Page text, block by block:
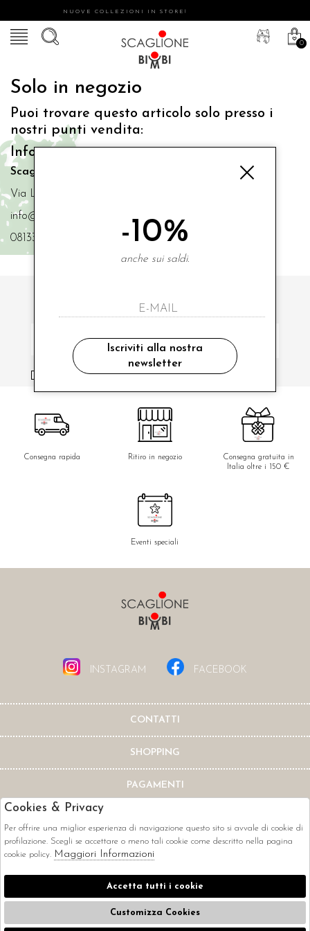
NUOVE COLLEZIONI IN STORE!
0
Solo in negozio
Puoi trovare questo articolo solo presso i
nostri punti vendita:
Info contatti
Scaglione Bimbi di Iacono Maria Angela
Via Luigi Mazzella,73 80077 Ischia
info@scaglionebimbi.com
0813331162
ISCRIVITI ALLA NOSTRA NEWSLETTER
ho letto ed accettato le condizioni sulla privacy.
Consegna rapida Ritiro in negozio
Consegna gratuita in
Italia oltre i 150 €
Eventi speciali
INSTAGRAM FACEBOOK
CONTATTI
SHOPPING
PAGAMENTI
CORRIERI
-10%
anche sui saldi.
Iscriviti alla nostra
newsletter
Cookies & Privacy
Per offrire una miglior esperienza di navigazione questo sito si avvale di cookie di
profilazione. Scegli se accettare o meno tali cookie come descritto nella pagina
cookie policy. Maggiori Informazioni
Accetta tutti i cookie
Customizza Cookies